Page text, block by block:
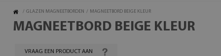
/ GLAZEN MAGNEETBORDEN / MAGNEETBORD BEIGE KLEUR
MAGNEETBORD BEIGE KLEUR
VRAAG EEN PRODUCT AAN